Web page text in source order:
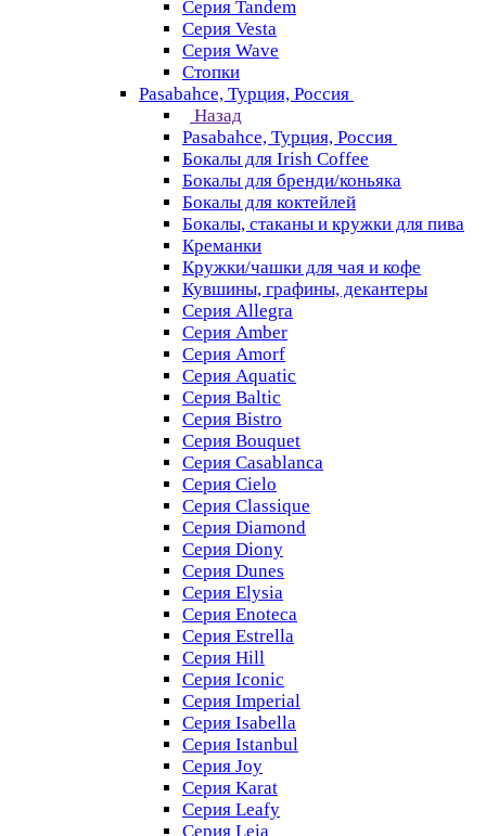
Серия Tandem
Серия Vesta
Серия Wave
Стопки
Pasabahce, Турция, Россия
Назад
Pasabahce, Турция, Россия
Бокалы для Irish Coffee
Бокалы для бренди/коньяка
Бокалы для коктейлей
Бокалы, стаканы и кружки для пива
Креманки
Кружки/чашки для чая и кофе
Кувшины, графины, декантеры
Серия Allegra
Серия Amber
Серия Amorf
Серия Aquatic
Серия Baltic
Серия Bistro
Серия Bouquet
Серия Casablanсa
Серия Cielo
Серия Classique
Серия Diamond
Серия Diony
Серия Dunes
Серия Elysia
Серия Enoteca
Серия Estrella
Серия Hill
Серия Iconic
Серия Imperial
Серия Isabella
Серия Istanbul
Серия Joy
Серия Karat
Серия Leafy
Серия Leia